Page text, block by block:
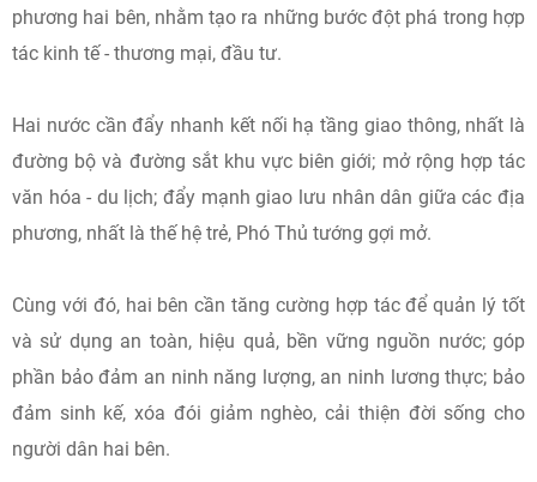
phương hai bên, nhằm tạo ra những bước đột phá trong hợp
tác kinh tế - thương mại, đầu tư.
Hai nước cần đẩy nhanh kết nối hạ tầng giao thông, nhất là
đường bộ và đường sắt khu vực biên giới; mở rộng hợp tác
văn hóa - du lịch; đẩy mạnh giao lưu nhân dân giữa các địa
phương, nhất là thế hệ trẻ, Phó Thủ tướng gợi mở.
Cùng với đó, hai bên cần tăng cường hợp tác để quản lý tốt
và sử dụng an toàn, hiệu quả, bền vững nguồn nước; góp
phần bảo đảm an ninh năng lượng, an ninh lương thực; bảo
đảm sinh kế, xóa đói giảm nghèo, cải thiện đời sống cho
người dân hai bên.